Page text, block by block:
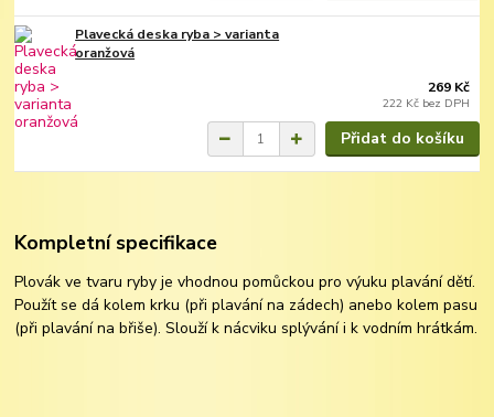
Plavecká deska ryba > varianta
oranžová
269 Kč
222 Kč bez DPH
Přidat do košíku
Kompletní specifikace
Plovák ve tvaru ryby je vhodnou pomůckou pro výuku plavání dětí.
Použít se dá kolem krku (při plavání na zádech) anebo kolem pasu
(při plavání na břiše). Slouží k nácviku splývání i k vodním hrátkám.